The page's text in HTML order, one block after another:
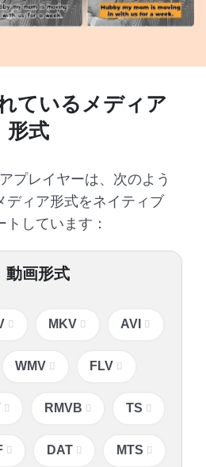
ているメディア
形式
プレイヤーは、次のよう
ディア形式をネイティブ
トしています：
動画形式
MKV AVI
WMV FLV
RMVB TS
DAT MTS